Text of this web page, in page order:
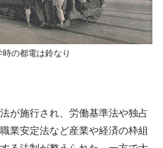
の都電は鈴なり
が施行され、労働基準法や独占
業安定法など産業や経済の枠組